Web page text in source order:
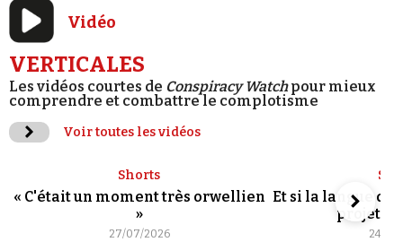
Vidéo
VERTICALES
Les vidéos courtes de Conspiracy Watchpour mieux
comprendre et combattre le complotisme
Voir toutes les vidéos
Shorts
« C'était un moment très orwellien
»
27/07/2026
Et si la langue de
projet
24/